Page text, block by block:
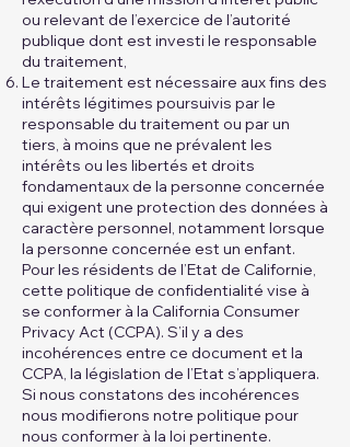
ou relevant de l’exercice de l’autorité
publique dont est investi le responsable
du traitement,
Le traitement est nécessaire aux fins des
intérêts légitimes poursuivis par le
responsable du traitement ou par un
tiers, à moins que ne prévalent les
intérêts ou les libertés et droits
fondamentaux de la personne concernée
qui exigent une protection des données à
caractère personnel, notamment lorsque
la personne concernée est un enfant.
Pour les résidents de l’Etat de Californie,
cette politique de confidentialité vise à
se conformer à la California Consumer
Privacy Act (CCPA). S’il y a des
incohérences entre ce document et la
CCPA, la législation de l’Etat s’appliquera.
Si nous constatons des incohérences
nous modifierons notre politique pour
nous conformer à la loi pertinente.